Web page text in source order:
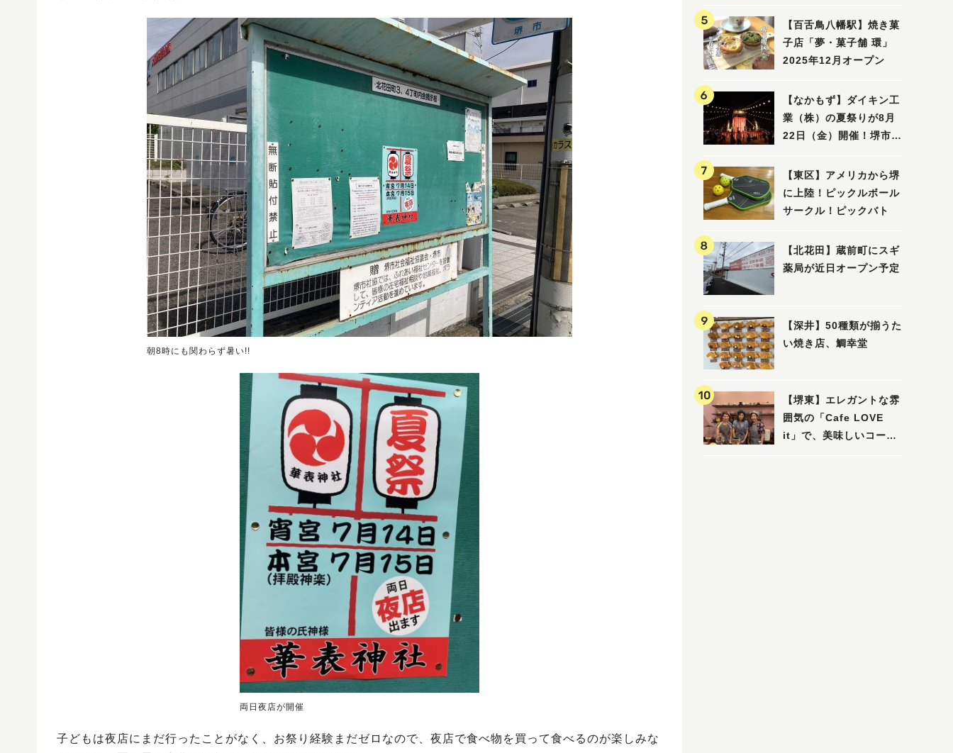
朝8時にも関わらず暑い!!
両日夜店が開催
子どもは夜店にまだ行ったことがなく、お祭り経験まだゼロなので、夜店で食べ物を買って食べるのが楽しみな
【百舌鳥八幡駅】焼き菓
子店「夢・菓子舗 環」
2025年12月オープン
【なかもず】ダイキン工
業（株）の夏祭りが8月
22日（金）開催！堺市北
納涼祭
【東区】アメリカから堺
に上陸！ピックルボール
サークル！ピックバト
【北花田】蔵前町にスギ
薬局が近日オープン予定
【深井】50種類が揃うた
い焼き店、鯛幸堂
【堺東】エレガントな雰
囲気の「Cafe LOVE
it」で、美味しいコーヒ